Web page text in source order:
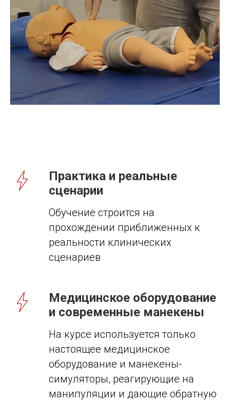
Практика и реальные
сценарии
Обучение строится на
прохождении приближенных к
реальности клинических
сценариев
Медицинское оборудование
и современные манекены
На курсе используется только
настоящее медицинское
оборудование и манекены-
симуляторы, реагирующие на
манипуляции и дающие обратную